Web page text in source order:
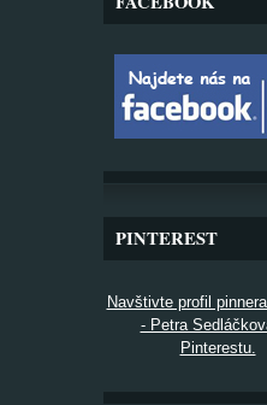
PINTEREST
Navštivte profil
- Petra
Pinterestu.